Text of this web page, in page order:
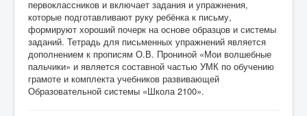
первоклассников и включает задания и упражнения,
которые подготавливают руку ребёнка к письму,
формируют хороший почерк на основе образцов и системы
заданий. Тетрадь для письменных упражнений является
дополнением к прописям О.В. Прониной «Мои волшебные
пальчики» и является составной частью УМК по обучению
грамоте и комплекта учебников развивающей
Образовательной системы «Школа 2100».